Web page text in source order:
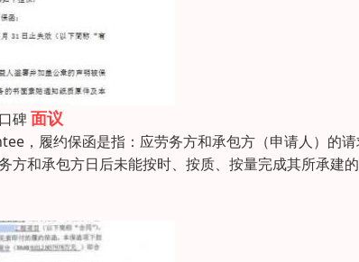
碑面议
，履约保函是指：应劳务方和承包方（申请人）的
方和承包方日后未能按时、按质、按量完成其所承建